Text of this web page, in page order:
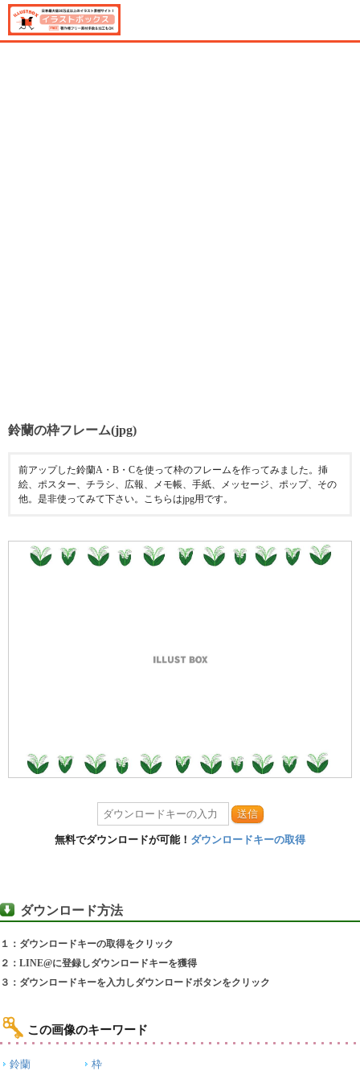
鈴蘭の枠フレーム(jpg)
前アップした鈴蘭A・B・Cを使って枠のフレームを作ってみました。挿
絵、ポスター、チラシ、広報、メモ帳、手紙、メッセージ、ポップ、その
他。是非使ってみて下さい。こちらはjpg用です。
送信
無料でダウンロードが可能！ ダウンロードキーの取得
ダウンロード方法
１：ダウンロードキーの取得をクリック
２：LINE@に登録しダウンロードキーを獲得
３：ダウンロードキーを入力しダウンロードボタンをクリック
この画像のキーワード
鈴蘭 枠